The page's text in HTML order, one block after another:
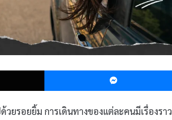
X
ยรอยยิ้ม การเดินทางของแต่ละคนมีเรื่องราว